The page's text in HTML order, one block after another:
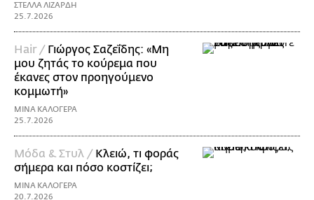
ΣΤΕΛΛΑ ΛΙΖΑΡΔΗ
25.7.2026
Hair / Γιώργος Σαζεΐδης: «Μη
μου ζητάς το κούρεμα που
έκανες στον προηγούμενο
κομμωτή»
ΜΙΝΑ ΚΑΛΟΓΕΡΑ
25.7.2026
Μόδα & Στυλ / Κλειώ, τι φοράς
σήμερα και πόσο κοστίζει;
ΜΙΝΑ ΚΑΛΟΓΕΡΑ
20.7.2026